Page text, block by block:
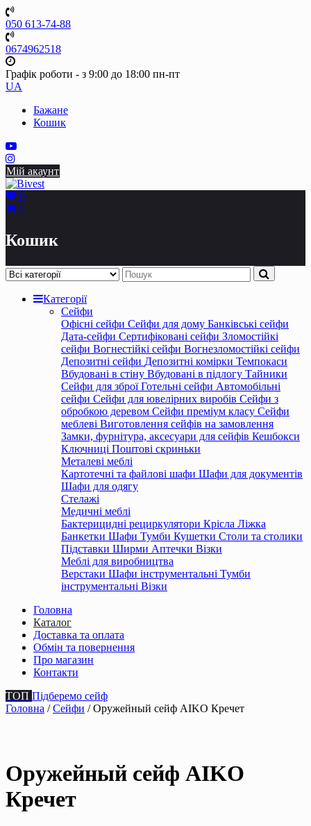
Skip
to
content
050 613-74-88
0674962518
Графік роботи - з 9:00 до 18:00 пн-пт
UA
Бажане
Кошик
Мій акаунт
0
0
Кошик
Категорії
Сейфи
Офісні сейфи Сейфи для дому Банківські сейфи
Дата-сейфи Сертифіковані сейфи Зломостійкі
сейфи Вогнестійкі сейфи Вогнезломостійкі сейфи
Депозитні сейфи Депозитні комірки Темпокаси
Вбудовані в стіну Вбудовані в підлогу Тайники
Сейфи для зброїГотельні сейфи Автомобільні
сейфи Сейфи для ювелірних виробів Сейфи з
обробкою деревом Сейфи преміум класу Сейфи
меблеві Виготовлення сейфів на замовлення
Замки, фурнітура, аксесуари для сейфів Кешбокси
Ключниці Поштові скриньки
Металеві меблі
Картотечні та файлові шафи Шафи для документів
Шафи для одягу
Стелажі
Медичні меблі
Бактерицидні рециркулятори Крісла Ліжка
Банкетки Шафи Тумби Кушетки Столи та столики
Підставки Ширми Аптечки Візки
Меблі для виробництва
Верстаки Шафи інструментальні Тумби
інструментальні Візки
Головна
Каталог
Доставка та оплата
Обмін та повернення
Про магазин
Контакти
ТОП Підберемо сейф
Головна /Сейфи / Оружейный сейф AIKO Кречет
Оружейный сейф AIKO
Кречет